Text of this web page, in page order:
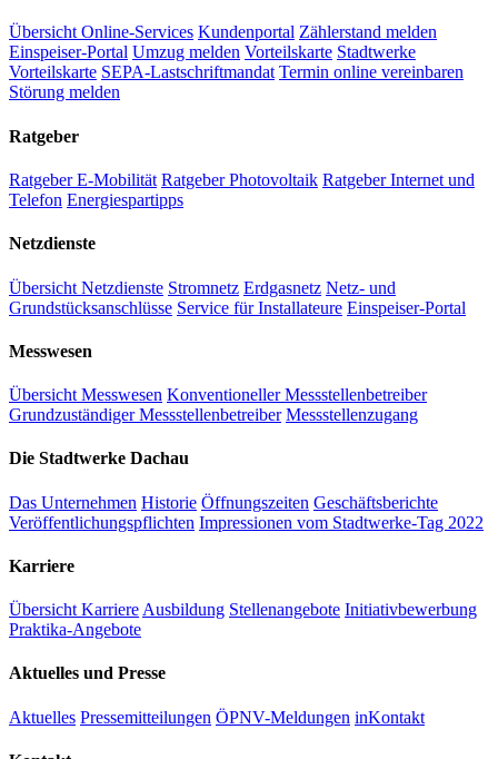
Übersicht Online-Services Kundenportal Zählerstand melden
Einspeiser-Portal Umzug melden Vorteilskarte Stadtwerke
Vorteilskarte SEPA-Lastschriftmandat Termin online vereinbaren
Störung melden
Ratgeber
Ratgeber E-Mobilität Ratgeber Photovoltaik Ratgeber Internet und
Telefon Energiespartipps
Netzdienste
Übersicht Netzdienste Stromnetz Erdgasnetz Netz- und
Grundstücksanschlüsse Service für Installateure Einspeiser-Portal
Messwesen
Übersicht Messwesen Konventioneller Messstellenbetreiber
Grundzuständiger Messstellenbetreiber Messstellenzugang
Die Stadtwerke Dachau
Das Unternehmen Historie Öffnungszeiten Geschäftsberichte
Veröffentlichungspflichten Impressionen vom Stadtwerke-Tag 2022
Karriere
Übersicht Karriere Ausbildung Stellenangebote Initiativbewerbung
Praktika-Angebote
Aktuelles und Presse
Aktuelles Pressemitteilungen ÖPNV-Meldungen inKontakt